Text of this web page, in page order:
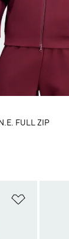
Pridať
FULL ZIP